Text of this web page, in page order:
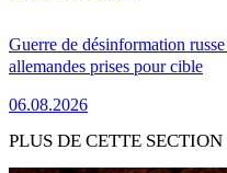
Guerre de désinformation
allemandes prises pour cible
06.08.2026
PLUS DE CETTE SECTION